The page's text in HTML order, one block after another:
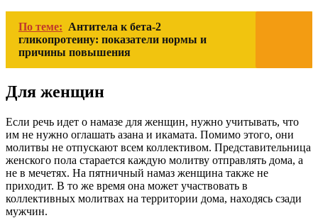
По теме: Антитела к бета-2
гликопротеину: показатели нормы и
причины повышения
Для женщин
Если речь идет о намазе для женщин, нужно учитывать, что
им не нужно оглашать азана и икамата. Помимо этого, они
молитвы не отпускают всем коллективом. Представительница
женского пола старается каждую молитву отправлять дома, а
не в мечетях. На пятничный намаз женщина также не
приходит. В то же время она может участвовать в
коллективных молитвах на территории дома, находясь сзади
мужчин.